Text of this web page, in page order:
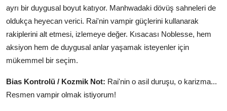
ayrı bir duygusal boyut katıyor. Manhwadaki dövüş sahneleri de
oldukça heyecan verici. Rai'nin vampir güçlerini kullanarak
rakiplerini alt etmesi, izlemeye değer. Kısacası Noblesse, hem
aksiyon hem de duygusal anlar yaşamak isteyenler için
mükemmel bir seçim.
Bias Kontrolü / Kozmik Not: Rai'nin o asil duruşu, o karizma...
Resmen vampir olmak istiyorum!